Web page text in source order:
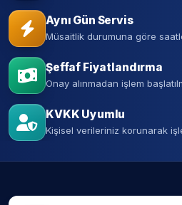
Aynı Gün Servis
Müsaitlik durumuna göre
Şeffaf Fiyatlandırma
Onay alınmadan işlem
KVKK Uyumlu
Kişisel verileriniz korunarak